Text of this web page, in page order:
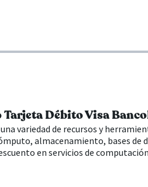
Débito Visa
variedad de recursos y
almacenamiento, bases de
en servicios de